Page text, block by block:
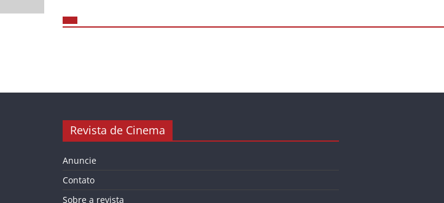
Revista de Cinema
Anuncie
Contato
Sobre a revista